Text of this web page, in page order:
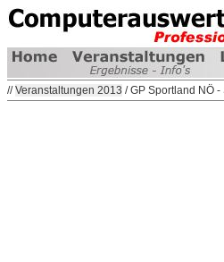
//Veranstaltungen 2013 / GP Sportland NÖ